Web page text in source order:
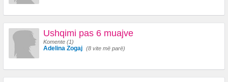
Ushqimi pas 6 muajve
Komente (1)
Adelina Zogaj (8 vite më parë)